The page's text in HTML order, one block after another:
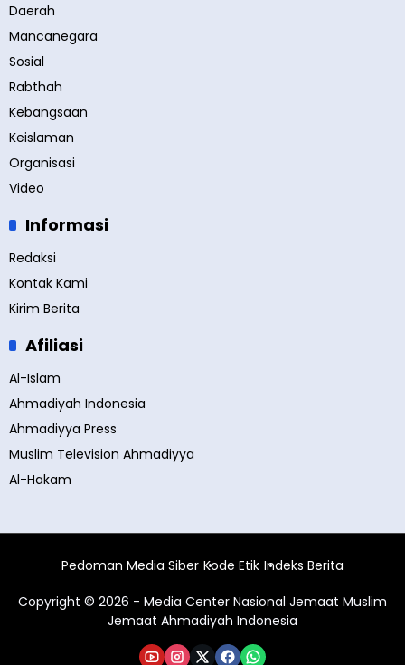
Daerah
Mancanegara
Sosial
Rabthah
Kebangsaan
Keislaman
Organisasi
Video
Informasi
Redaksi
Kontak Kami
Kirim Berita
Afiliasi
Al-Islam
Ahmadiyah Indonesia
Ahmadiyya Press
Muslim Television Ahmadiyya
Al-Hakam
Pedoman Media Siber Kode Etik Indeks Berita
Copyright © 2026 - Media Center Nasional Jemaat Muslim
Jemaat Ahmadiyah Indonesia